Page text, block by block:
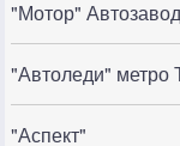
"Мотор"
"Автоледи" метро
"Аспект"